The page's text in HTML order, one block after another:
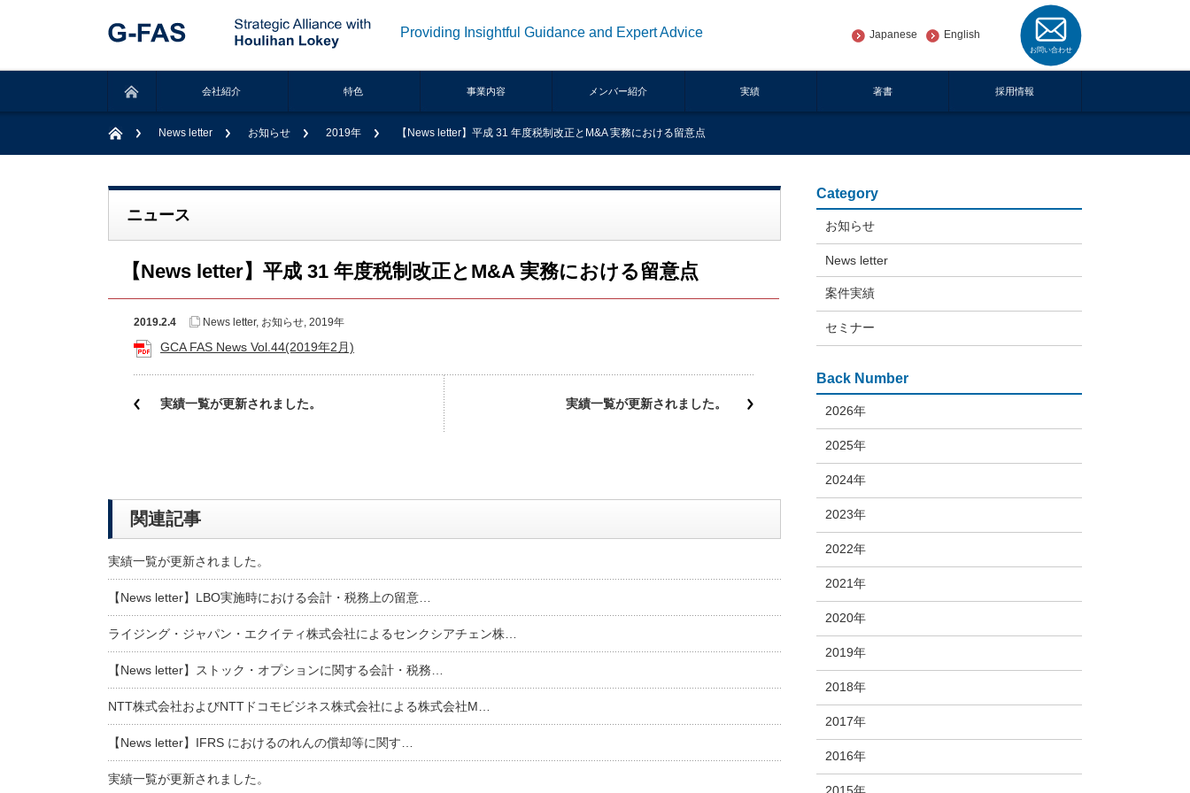
Providing Insightful Guidance and Expert Advice Japanese English
会社紹介 特色 事業内容 メンバー紹介 実績 著書 採用情報
News letter お知らせ 2019年 【News letter】平成 31 年度税制改正とM&A 実務における留意点
ニュース
【News letter】平成 31 年度税制改正とM&A 実務における留意点
2019.2.4 News letter, お知らせ, 2019年
GCA FAS News Vol.44(2019年2月)
実績一覧が更新されました。 実績一覧が更新されました。
関連記事
実績一覧が更新されました。
【News letter】LBO実施時における会計・税務上の留意…
ライジング・ジャパン・エクイティ株式会社によるセンクシアチェン株…
【News letter】ストック・オプションに関する会計・税務…
NTT株式会社およびNTTドコモビジネス株式会社による株式会社M…
【News letter】IFRS におけるのれんの償却等に関す…
実績一覧が更新されました。
Category
お知らせ
News letter
案件実績
セミナー
Back Number
2026年
2025年
2024年
2023年
2022年
2021年
2020年
2019年
2018年
2017年
2016年